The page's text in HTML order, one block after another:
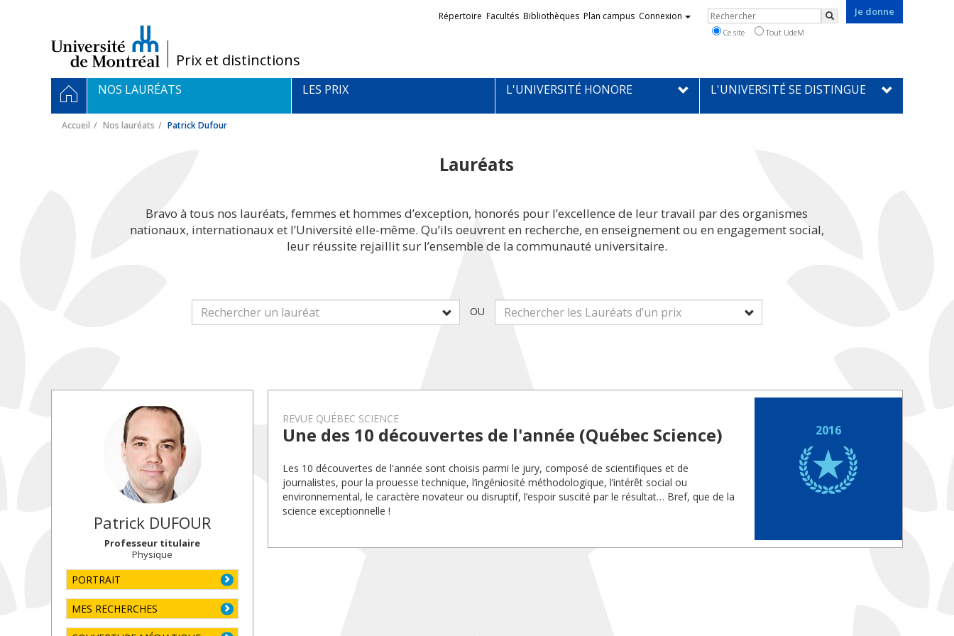
/Prix et distinctions
Je donne
Liens
externes
Répertoire Facultés Bibliothèques Plan campus Connexion Rechercher
Rechercher
Ce site Tout UdeM
Navigation
principale
ACCUEIL
NOS LAURÉATS LES PRIX L'UNIVERSITÉ HONORE L'UNIVERSITÉ SE DISTINGUE
Accueil Nos lauréats Patrick Dufour
Lauréats
Bravo à tous nos lauréats, femmes et hommes d’exception, honorés pour l’excellence de leur travail par des organismes
nationaux, internationaux et l’Université elle-même. Qu’ils oeuvrent en recherche, en enseignement ou en engagement social,
leur réussite rejaillit sur l’ensemble de la communauté universitaire.
OU
Patrick DUFOUR
Professeur titulaire
Physique
PORTRAIT
MES RECHERCHES
REVUE QUÉBEC SCIENCE
Une des 10 découvertes de l'année (Québec Science)
Les 10 découvertes de l'année sont choisis parmi le jury, composé de scientifiques et de
journalistes, pour la prouesse technique, l’ingéniosité méthodologique, l’intérêt social ou
environnemental, le caractère novateur ou disruptif, l’espoir suscité par le résultat… Bref, que de la
science exceptionnelle !
2016